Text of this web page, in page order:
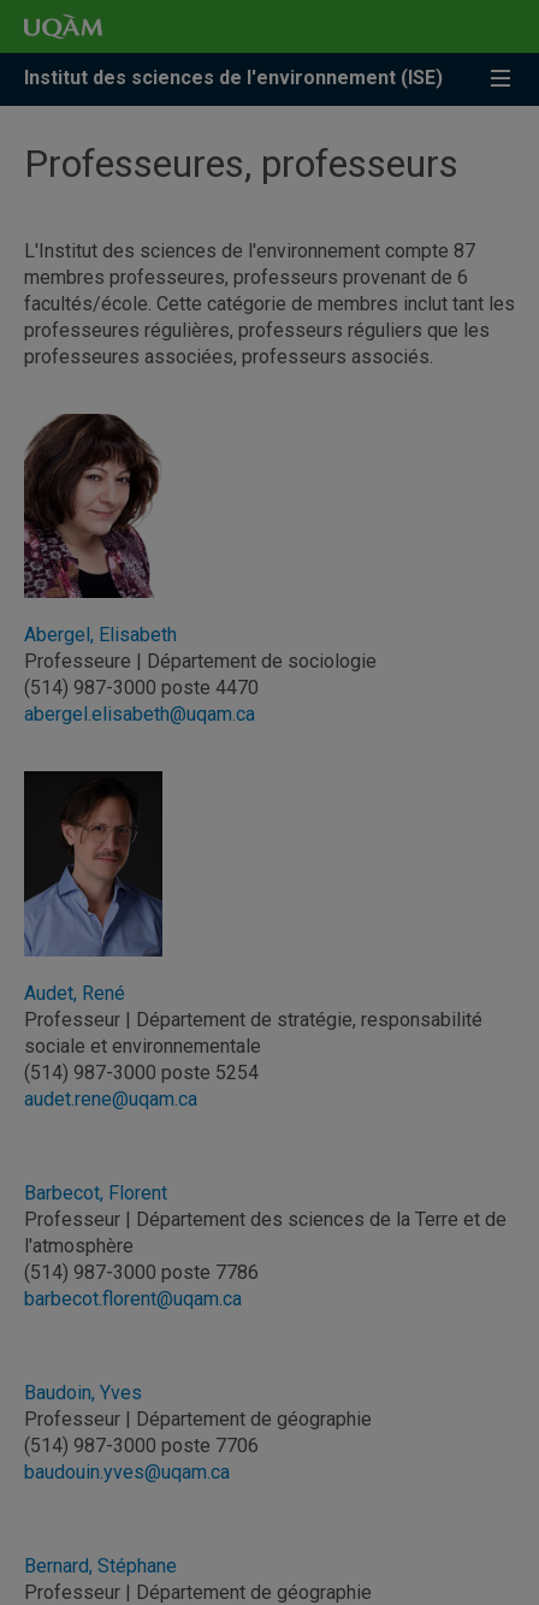
Accéder
recherche
Accéder
menu
pricipal
Accéder
zone
Institut des sciences de l'environnement (ISE)
Professeures, professeurs
L'Institut des sciences de l'environnement compte 87
membres professeures, professeurs provenant de 6
facultés/école. Cette catégorie de membres inclut tant les
professeures régulières, professeurs réguliers que les
professeures associées, professeurs associés.
Abergel, Elisabeth
Professeure | Département de sociologie
(514) 987-3000 poste 4470
abergel.elisabeth@uqam.ca
Audet, René
Professeur | Département de stratégie, responsabilité
sociale et environnementale
(514) 987-3000 poste 5254
audet.rene@uqam.ca
Barbecot, Florent
Professeur | Département des sciences de la Terre et de
l'atmosphère
(514) 987-3000 poste 7786
barbecot.florent@uqam.ca
Baudoin, Yves
Professeur | Département de géographie
(514) 987-3000 poste 7706
baudouin.yves@uqam.ca
Bernard, Stéphane
Professeur | Département de géographie